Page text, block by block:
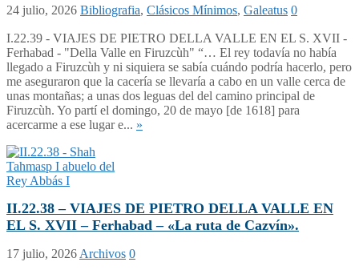
24 julio, 2026 Bibliografia, Clásicos Mínimos, Galeatus 0
I.22.39 - VIAJES DE PIETRO DELLA VALLE EN EL S. XVII -
Ferhabad - "Della Valle en Firuzcùh" “… El rey todavía no había
llegado a Firuzcùh y ni siquiera se sabía cuándo podría hacerlo, pero
me aseguraron que la cacería se llevaría a cabo en un valle cerca de
unas montañas; a unas dos leguas del del camino principal de
Firuzcùh. Yo partí el domingo, 20 de mayo [de 1618] para
acercarme a ese lugar e... »
II.22.38 – VIAJES DE PIETRO DELLA VALLE EN
EL S. XVII – Ferhabad – «La ruta de Cazvín».
17 julio, 2026 Archivos 0